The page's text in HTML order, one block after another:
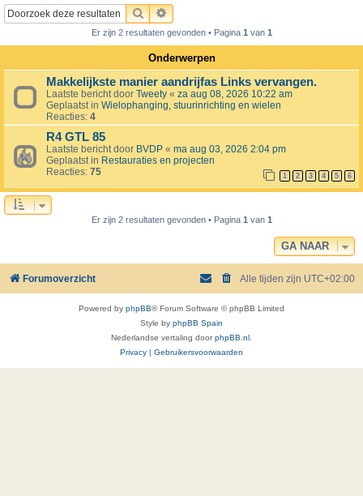
ZOEKUITGEBREID ZOEKEN
Er zijn 2 resultaten gevonden • Pagina 1van 1
Onderwerpen
Makkelijkste manier aandrijfas Links vervangen.
Laatste bericht door Tweety « za aug 08, 2026 10:22 am
Geplaatst in Wielophanging, stuurinrichting en wielen
Reacties: 4
R4 GTL 85
Laatste bericht door BVDP « ma aug 03, 2026 2:04 pm
Geplaatst in Restauraties en projecten
Reacties: 75 1 2 3 4 5 6
Er zijn 2 resultaten gevonden • Pagina 1van 1
GA NAAR
Forumoverzicht Alle tijden zijn UTC+02:00
Powered by phpBB® Forum Software © phpBB Limited
Style by phpBB Spain
Nederlandse vertaling doorphpBB.nl .
Privacy
Gebruikersvoorwaarden